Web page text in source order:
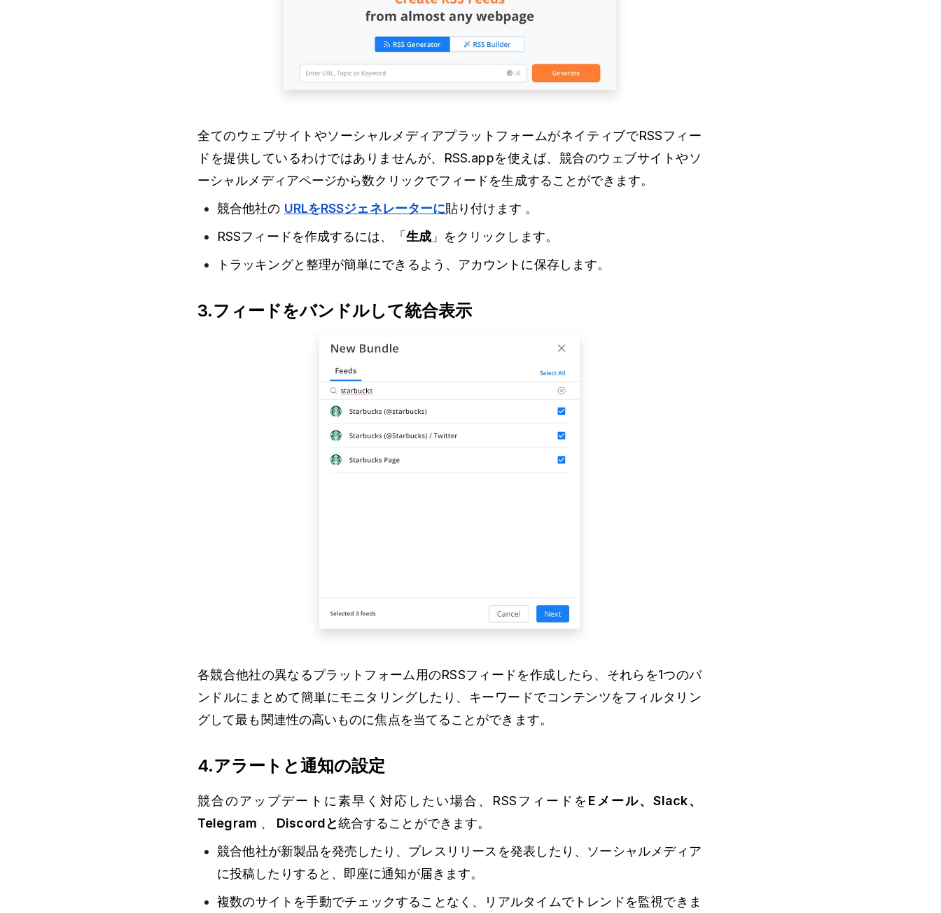
全てのウェブサイトやソーシャルメディアプラットフォームがネイティブでRSSフィー
ドを提供しているわけではありませんが、RSS.appを使えば、競合のウェブサイトやソ
ーシャルメディアページから数クリックでフィードを生成することができます。
競合他社の URLをRSSジェネレーターに貼り付けます 。
RSSフィードを作成するには、「 生成」をクリックします。
トラッキングと整理が簡単にできるよう、アカウントに保存します。
3.フィードをバンドルして統合表示
各競合他社の異なるプラットフォーム用のRSSフィードを作成したら、それらを1つのバ
ンドルにまとめて簡単にモニタリングしたり、キーワードでコンテンツをフィルタリン
グして最も関連性の高いものに焦点を当てることができます。
4.アラートと通知の設定
競合のアップデートに素早く対応したい場合、RSSフィードを Eメール、Slack、
Telegram 、 Discordと統合することができます。
競合他社が新製品を発売したり、プレスリリースを発表したり、ソーシャルメディア
に投稿したりすると、即座に通知が届きます。
複数のサイトを手動でチェックすることなく、リアルタイムでトレンドを監視できま